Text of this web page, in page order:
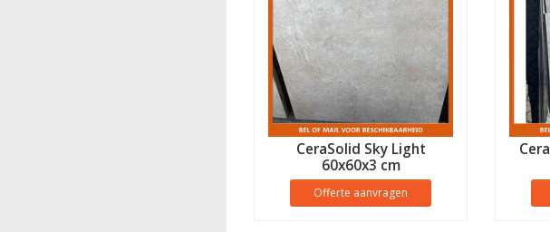
CeraSolid Sky Light
60x60x3 cm
Offerte aanvragen